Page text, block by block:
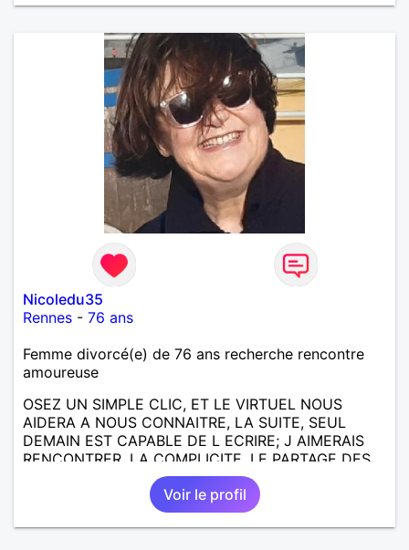
Nicoledu35
Rennes - 76 ans
Femme divorcé(e) de 76 ans recherche rencontre
amoureuse
OSEZ UN SIMPLE CLIC, ET LE VIRTUEL NOUS
AIDERA A NOUS CONNAITRE, LA SUITE, SEUL
DEMAIN EST CAPABLE DE L ECRIRE; J AIMERAIS
RENCONTRER, LA COMPLICITE, LE PARTAGE DES
BELLES CHOSES DE LA VIE : BALADES, VOYAGES
EN FRANCE OU AILLEURS. ETRE A L ECOUTE DE L
AUTRE, ET LA VIE SERA PLUS BELLE
ENCORE.....................
Voir le profil